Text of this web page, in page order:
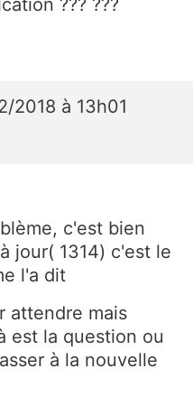
2018 à 13h01
c'est bien
jour( 1314) c'est le
l'a dit
attendre mais
est la question ou
à la nouvelle